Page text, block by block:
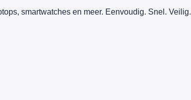
smartwatches en meer. Eenvoudig. Snel. Veilig.